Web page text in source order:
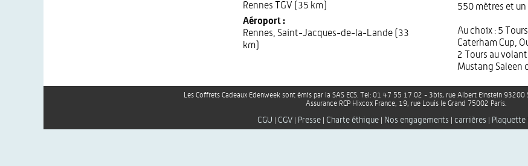
Rennes TGV (35 km)
Aéroport :
Rennes, Saint-Jacques-de-la-Lande (33
km)
550 mètres et
Au choix : 5
Caterham Cup,
2 Tours au
Mustang Saleen
Les Coffrets Cadeaux Edenweek sont émis par la SAS ECS. Tel: 01 47 55 17 02 - 3bis, rue Albert Einstein 93200
Assurance RCP Hixcox France, 19, rue Louis le Grand 75002 Paris.
CGU CGV Presse Charte éthique Nos engagements carrières Plaquette